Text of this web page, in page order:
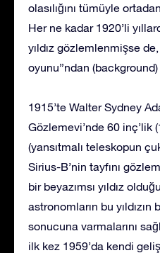
olasılığını tümüyle
Her ne kadar 1920’li
yıldız gözlemlenmişse
oyunu”ndan (background)
1915’te Walter Sydney
Gözlemevi’nde 60 inç’lik
(yansıtmalı teleskopun
Sirius-B’nin tayfını
bir beyazımsı yıldız
astronomların bu
sonucuna varmalarını
ilk kez 1959’da kendi